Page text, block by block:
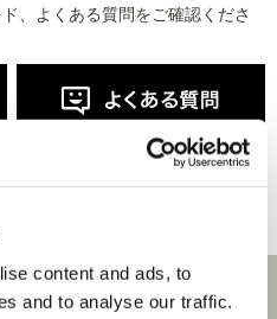
content and ads, to
and to analyse our traffic.
、よくある質問をご確認くださ